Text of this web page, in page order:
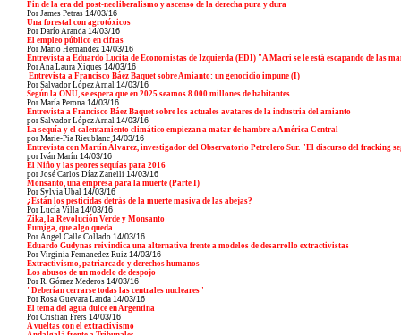
Fin de la era del post-neoliberalismo y ascenso de la derecha pura y dura
Por James Petras 14/03/16
Una forestal con agrotóxicos
Por Darío Aranda 14/03/16
El empleo público en cifras
Por Mario Hernandez 14/03/16
Entrevista a Eduardo Lucita de Economistas de Izquierda (EDI) "A Macri se le está escapando de las
Por Ana Laura Xiques 14/03/16
Entrevista a Francisco Báez Baquet sobre Amianto: un genocidio impune (I)
Por Salvador López Arnal 14/03/16
Según la ONU, se espera que en 2025 seamos 8.000 millones de habitantes.
Por María Perona 14/03/16
Entrevista a Francisco Báez Baquet sobre los actuales avatares de la industria del amianto
por Salvador López Arnal 14/03/16
La sequía y el calentamiento climático empiezan a matar de hambre a América Central
por Marie-Pia Rieublanc 14/03/16
Entrevista con Martín Álvarez, investigador del Observatorio Petrolero Sur. "El discurso del fracking
por Iván Marín 14/03/16
El Niño y las peores sequías para 2016
por José Carlos Díaz Zanelli 14/03/16
Monsanto, una empresa para la muerte (Parte I)
Por Sylvia Ubal 14/03/16
¿Están los pesticidas detrás de la muerte masiva de las abejas?
Por Lucía Villa 14/03/16
Zika, la Revolución Verde y Monsanto
Fumiga, que algo queda
Por Ángel Calle Collado 14/03/16
Eduardo Gudynas reivindica una alternativa frente a modelos de desarrollo extractivistas
Por Virginia Fernanedez Ruiz 14/03/16
Extractivismo, patriarcado y derechos humanos
Los abusos de un modelo de despojo
Por R. Gómez Mederos 14/03/16
"Deberían cerrarse todas las centrales nucleares"
Por Rosa Guevara Landa 14/03/16
El tema del agua dulce en Argentina
Por Cristian Frers 14/03/16
A vueltas con el extractivismo